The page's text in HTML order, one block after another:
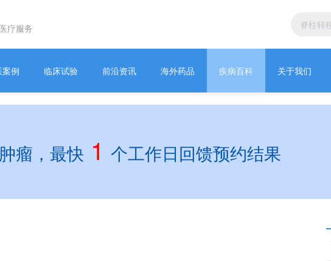
疗服务
例 临床试验 前沿资讯 海外药品 疾病百科 关于我们
瘤，最快 1 个工作日回馈预约结果